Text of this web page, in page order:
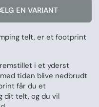
EN VARIANT
telt, er et footprint
i et yderst
tiden blive nedbrudt
får du et
dit telt, og du vil